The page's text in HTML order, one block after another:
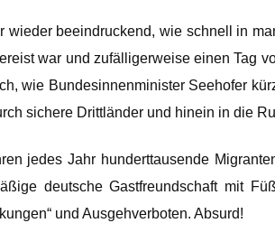
wieder beeindruckend, wie schnell in
war und zufälligerweise einen Tag
wie Bundesinnenminister Seehofer
sichere Drittländer und hinein in die
jedes Jahr hunderttausende
deutsche Gastfreundschaft mit
und Ausgehverboten. Absurd!